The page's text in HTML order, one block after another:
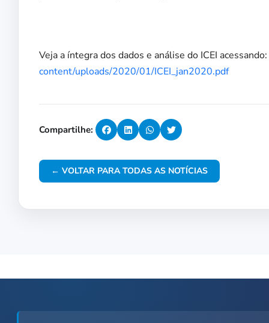
Veja a íntegra dos dados e análise do ICEI acessando:
content/uploads/2020/01/ICEI_jan2020.pdf
Compartilhe:
← VOLTAR PARA TODAS AS NOTÍCIAS